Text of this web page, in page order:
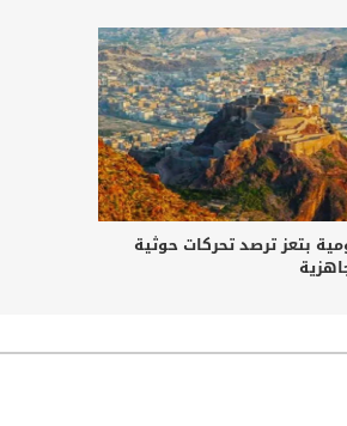
بتعز ترصد تحركات حوثية